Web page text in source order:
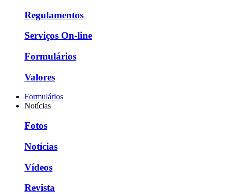
Regulamentos
Serviços On-line
Formulários
Valores
Formulários
Notícias
Fotos
Notícias
Vídeos
Revista